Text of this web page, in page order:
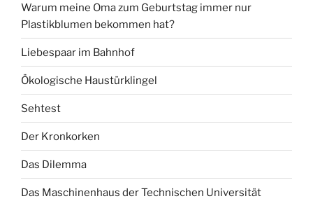
Warum meine Oma zum Geburtstag immer nur
Plastikblumen bekommen hat?
Liebespaar im Bahnhof
Ökologische Haustürklingel
Sehtest
Der Kronkorken
Das Dilemma
Das Maschinenhaus der Technischen Universität